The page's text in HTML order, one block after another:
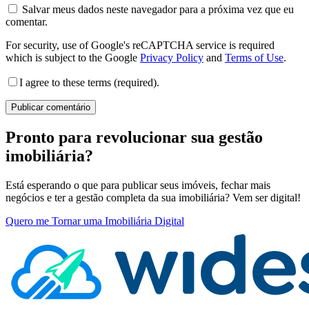
Salvar meus dados neste navegador para a próxima vez que eu
comentar.
For security, use of Google's reCAPTCHA service is required
which is subject to the Google Privacy Policy and Terms of Use.
I agree to these terms (required).
Pronto para revolucionar sua gestão
imobiliária?
Está esperando o que para publicar seus imóveis, fechar mais
negócios e ter a gestão completa da sua imobiliária? Vem ser digital!
Quero me Tornar uma Imobiliária Digital